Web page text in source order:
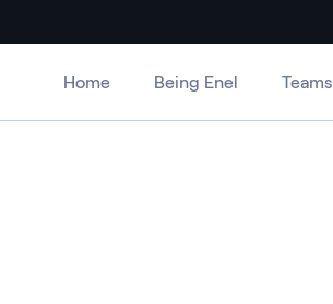
Home Being Enel Teams